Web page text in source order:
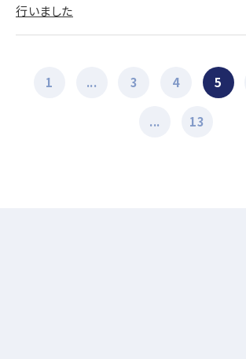
行いました
1 ... 3 4 5
... 13